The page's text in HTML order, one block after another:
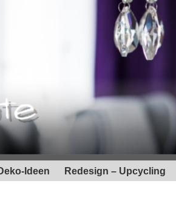
Ideen Redesign – Upcycling